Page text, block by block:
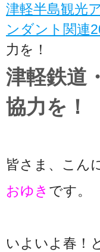
津軽半島観光
ンダント関連
力を！
津軽鉄道
協力を！
皆さま、こん
おゆき です。
いよいよ春！